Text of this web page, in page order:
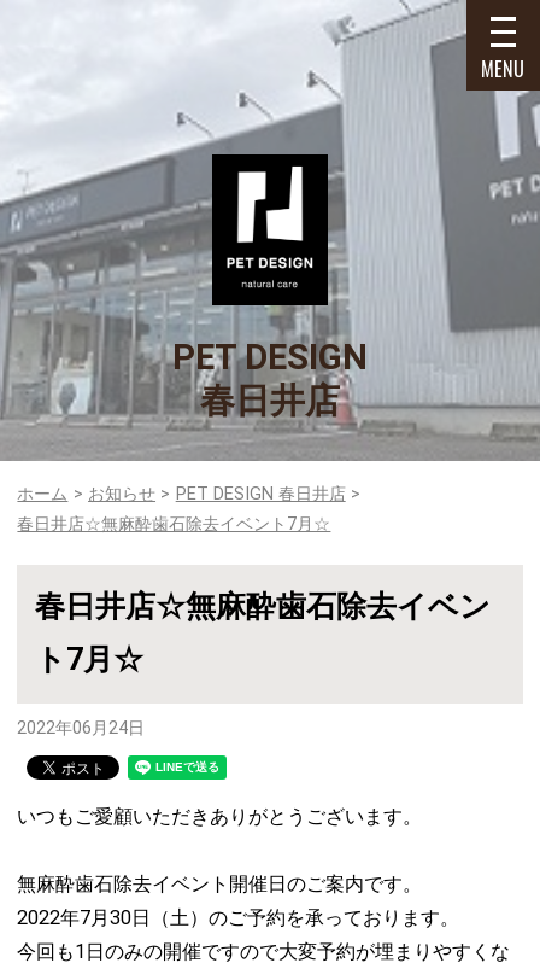
PET DESIGN
春日井店
MENU
ホーム お知らせ
PET DESIGN 春日井店
春日井店☆無麻酔歯石除去イベント7月☆
春日井店☆無麻酔歯石除去イベン
ト7月☆
2022年06月24日
いつもご愛顧いただきありがとうございます。
無麻酔歯石除去イベント開催日のご案内です。
2022年7月30日（土）のご予約を承っております。
今回も1日のみの開催ですので大変予約が埋まりやすくな